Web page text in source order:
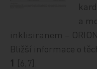
a
inklisiranem –
Bližší informace o
1 [6,7].